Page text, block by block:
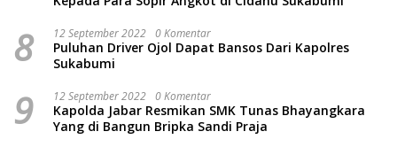
8 12 September 2022 0 Komentar
Puluhan Driver Ojol Dapat Bansos Dari Kapolres
Sukabumi
9 12 September 2022 0 Komentar
Kapolda Jabar Resmikan SMK Tunas Bhayangkara
Yang di Bangun Bripka Sandi Praja